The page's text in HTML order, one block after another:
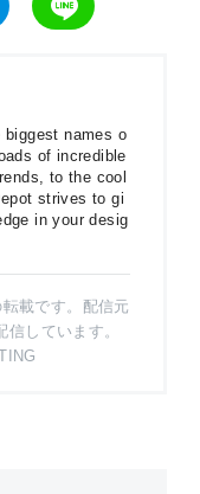
biggest names o
of incredible
to the cool
strives to gi
in your desig
載です。配信元
しています。